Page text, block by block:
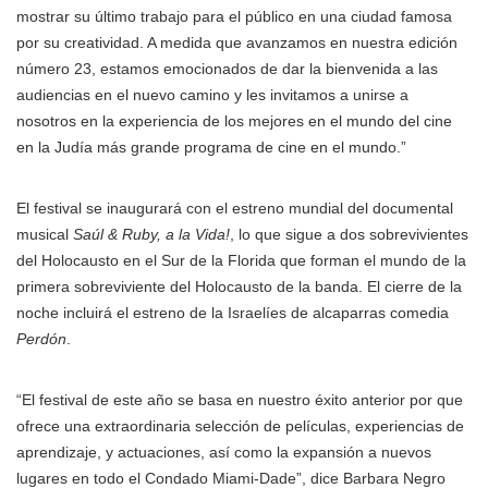
mostrar su último trabajo para el público en una ciudad famosa
por su creatividad. A medida que avanzamos en nuestra edición
número 23, estamos emocionados de dar la bienvenida a las
audiencias en el nuevo camino y les invitamos a unirse a
nosotros en la experiencia de los mejores en el mundo del cine
en la Judía más grande programa de cine en el mundo.”
El festival se inaugurará con el estreno mundial del documental
musical Saúl & Ruby, a la Vida! , lo que sigue a dos sobrevivientes
del Holocausto en el Sur de la Florida que forman el mundo de la
primera sobreviviente del Holocausto de la banda. El cierre de la
noche incluirá el estreno de la Israelíes de alcaparras comedia
Perdón
“El festival de este año se basa en nuestro éxito anterior por que
ofrece una extraordinaria selección de películas, experiencias de
aprendizaje, y actuaciones, así como la expansión a nuevos
lugares en todo el Condado Miami-Dade”, dice Barbara Negro